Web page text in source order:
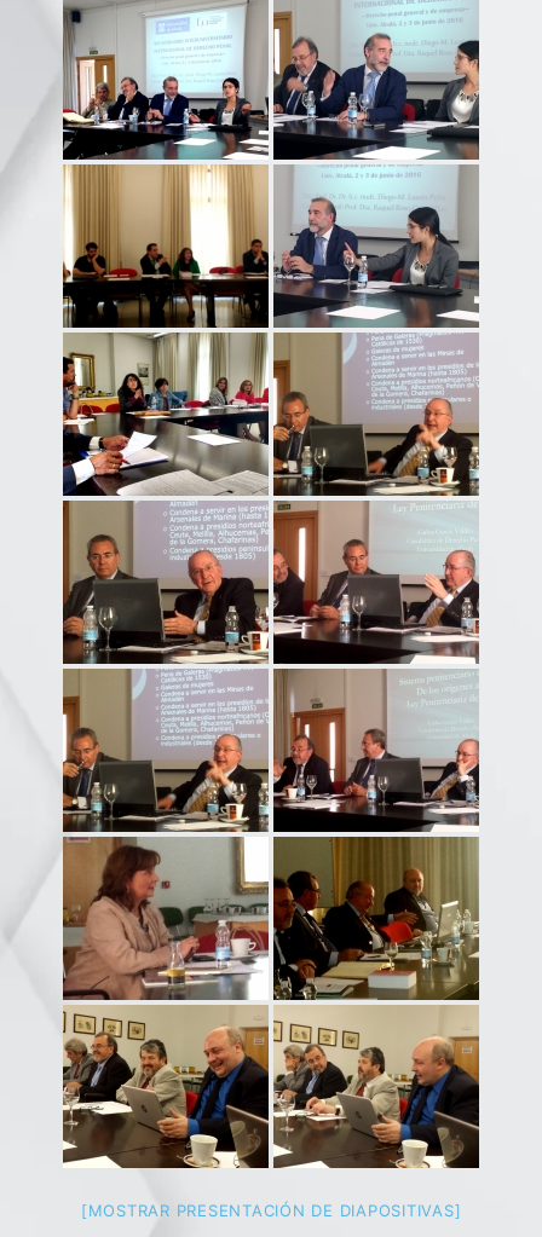
[MOSTRAR PRESENTACIÓN DE DIAPOSITIVAS]